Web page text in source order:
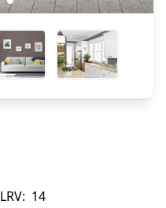
LRV: 14